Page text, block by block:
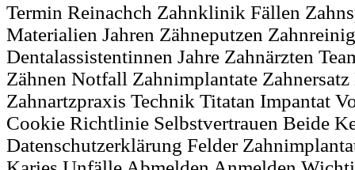
Termin Reinachch Zahnklinik Fällen
Materialien Jahren Zähneputzen
Dentalassistentinnen Jahre Zahnärzten
Zähnen Notfall Zahnimplantate
Zahnartzpraxis Technik Titatan Impantat
Cookie Richtlinie Selbstvertrauen Beide
Datenschutzerklärung Felder